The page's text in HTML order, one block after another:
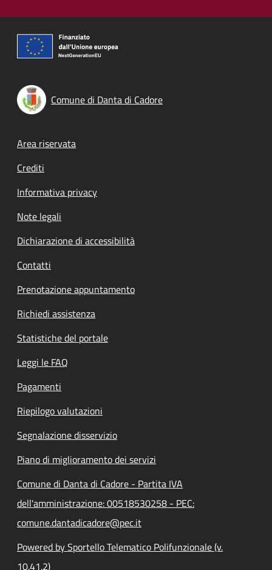
Comune di Danta di Cadore
Footer menu
Area riservata
Crediti
Informativa privacy
Note legali
Dichiarazione di accessibilità
Contatti
Prenotazione appuntamento
Richiedi assistenza
Statistiche del portale
Leggi le FAQ
Pagamenti
Riepilogo valutazioni
Segnalazione disservizio
Piano di miglioramento dei servizi
Comune di Danta di Cadore - Partita IVA
dell'amministrazione: 00518530258 - PEC:
comune.dantadicadore@pec.it
Powered by Sportello Telematico Polifunzionale (v.
10.41.2)